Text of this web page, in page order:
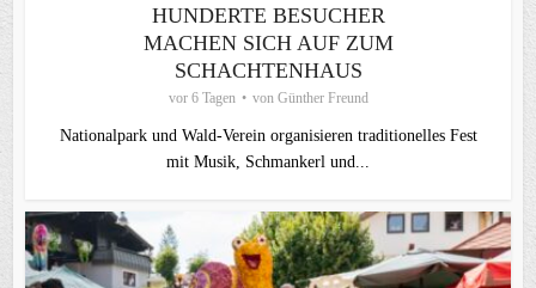
HUNDERTE BESUCHER
MACHEN SICH AUF ZUM
SCHACHTENHAUS
vor 6 Tagen von Günther Freund
Nationalpark und Wald-Verein organisieren traditionelles Fest
mit Musik, Schmankerl und...